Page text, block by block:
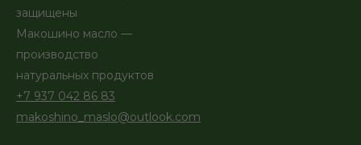
защищены
Макошино масло —
производство
натуральных продуктов
+7 937 042 86 83
makoshino_maslo@outlook.com